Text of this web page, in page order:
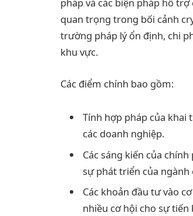
quan trọng trong bối cảnh
trường pháp lý ổn định, chi
khu vực.
Các điểm chính bao gồm:
Tính hợp pháp của khai
các doanh nghiệp.
Các sáng kiến của
sự phát triển của
Các khoản đầu tư vào
nhiều cơ hội cho sự